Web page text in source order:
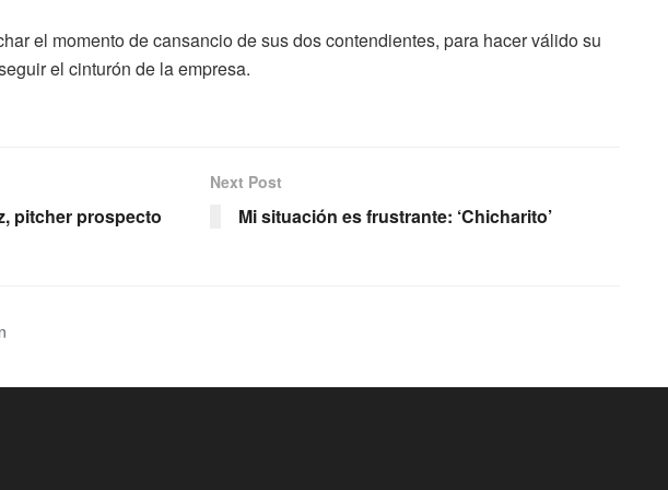
el momento de cansancio de sus dos contendientes, para hacer válido su
el cinturón de la empresa.
pitcher prospecto
Next Post
Mi situación es frustrante: ‘Chicharito’